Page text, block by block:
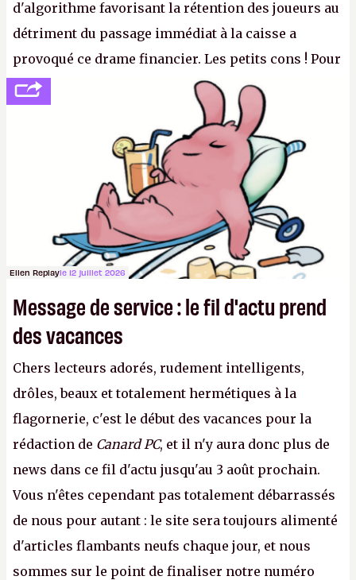
d'algorithme favorisant la rétention des joueurs au
détriment du passage immédiat à la caisse a
provoqué ce drame financier. Les petits cons ! Pour
se consoler, le PDG David Baszucki peut compter
sur le déblocage du jeu en Russie et l'explosion des
joueurs majeurs (+32 %). L'avenir appartient donc
aux adultes, qui ne sont jamais que des enfants
avec du pouvoir d'achat.P.
Ellen Replayle 12 juillet 2026
Message de service : le fil d'actu prend
des vacances
Chers lecteurs adorés, rudement intelligents,
drôles, beaux et totalement hermétiques à la
flagornerie, c'est le début des vacances pour la
rédaction de Canard PC, et il n'y aura donc plus de
news dans ce fil d'actu jusqu'au 3 août prochain.
Vous n'êtes cependant pas totalement débarrassés
de nous pour autant : le site sera toujours alimenté
d'articles flambants neufs chaque jour, et nous
sommes sur le point de finaliser notre numéro